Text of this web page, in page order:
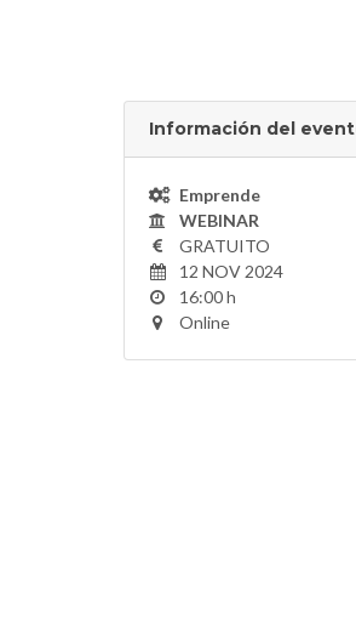
Información del
Emprende
WEBINAR
GRATUITO
12 NOV 2024
16:00 h
Online